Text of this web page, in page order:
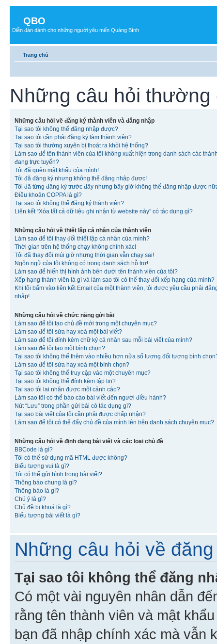
QBO
Diễn đàn dành cho những người yêu mến Quảng Bình
Trang chủ
Những câu hỏi thường
Những câu hỏi về đăng ký thành viên và đăng nhập
Tại sao tôi không thể đăng nhập được?
Tại sao tôi cần phải đăng ký làm thành viên?
Tại sao tôi thường xuyên bị thoát ra khỏi hệ thống?
Làm sao để tên thành viên của tôi không xuất hiện trong danh sách các
đang trực tuyến?
Tôi đã quên mật khẩu của mình!
Tôi đã đăng ký nhưng không thể đăng nhập được!
Tôi đã từng đăng ký trước đây nhưng bây giờ không thể đăng nhập được
Điều khoản COPPA là gì?
Tại sao tôi không thể đăng ký thành viên?
Liên kết “Xóa tất cả dữ liệu ghi nhận từ website này” có tác dụng gì?
Những câu hỏi về thiết lập cá nhân của thành viên
Làm sao để tôi thay đổi thiết lập cá nhân của mình?
Thời gian trên hệ thống chạy không chính xác!
Tôi đã thay đổi múi giờ nhưng thời gian vẫn chạy sai!
Ngôn ngữ của tôi không có trong danh sách hỗ trợ!
Làm sao để hiển thị hình ảnh bên dưới tên thành viên của tôi?
Xếp hạng thành viên là gì và làm sao tôi có thể thay đổi xếp hạng của mình?
Khi tôi bấm vào liên kết Email của một thành viên, tôi được yêu cầu phải
nhập!
Những câu hỏi về chức năng gửi bài
Làm sao để tôi tạo chủ đề mới trong một chuyên mục?
Làm sao để tôi sửa hay xoá một bài viết?
Làm sao để tôi đính kèm chữ ký cá nhân sau mỗi bài viết của mình?
Làm sao để tôi tạo một bình chọn?
Tại sao tôi không thể thêm vào nhiều hơn nữa số lượng đối tượng bình
Làm sao để tôi sửa hay xoá một bình chọn?
Tại sao tôi không thể truy cập vào một chuyên mục?
Tại sao tôi không thể đính kèm tập tin?
Tại sao tôi lại nhận được một cảnh cáo?
Làm sao tôi có thể báo cáo bài viết đến người điều hành?
Nút “Lưu” trong phần gửi bài có tác dụng gì?
Tại sao bài viết của tôi cần phải được chấp nhận?
Làm sao để tôi có thể đẩy chủ đề của mình lên trên danh sách chuyên mục?
Những câu hỏi về định dạng bài viết và các loại chủ đề
BBCode là gì?
Tôi có thể sử dụng mã HTML được không?
Biểu tượng vui là gì?
Tôi có thể gửi hình trong bài viết?
Thông báo chung là gì?
Thông báo là gì?
Chú ý là gì?
Chủ đề bị khoá là gì?
Biểu tượng bài viết là gì?
Những câu hỏi về
Tại sao tôi không thể đăng
Có một vài nguyên nhân dẫn
rằng tên thành viên và mật
bạn đã nhập chính xác mà vẫn